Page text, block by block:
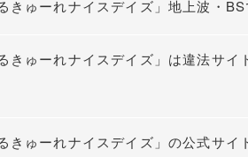
きゅーれナイスデイズ」地上波・
きゅーれナイスデイズ」は違法サ
きゅーれナイスデイズ」の公式サイ